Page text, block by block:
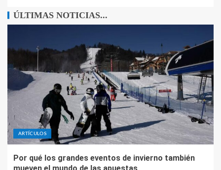
ÚLTIMAS NOTICIAS...
ARTÍCULOS
Por qué los grandes eventos de invierno también